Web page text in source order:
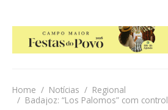
Home Notícias
Regional
Badajoz: “Los Palomos” com